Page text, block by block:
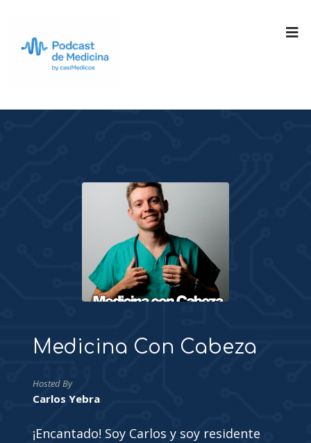
Medicina Con Cabeza
Hosted By
Carlos Yebra
¡Encantado! Soy Carlos y soy residente